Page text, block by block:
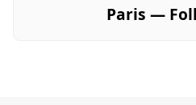
Paris —